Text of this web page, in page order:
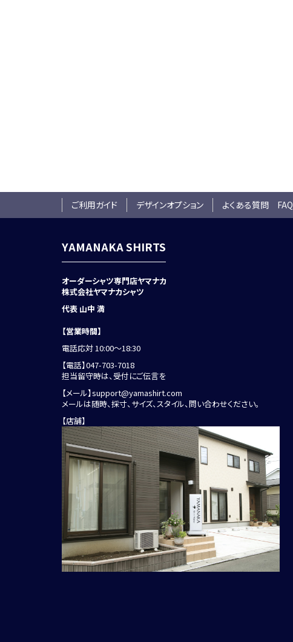
ご利用ガイド デザインオプション よくある質問 FAQ
YAMANAKA SHIRTS
オーダーシャツ専門店ヤマナカ
株式会社ヤマナカシャツ
代表 山中 満
【営業時間】
電話応対 10:00～18:30
【電話】047-703-7018
担当留守時は、受付にご伝言を
【メール】support@yamashirt.com
メールは随時、採寸、サイズ、スタイル、問い合わせください。
【店舗】